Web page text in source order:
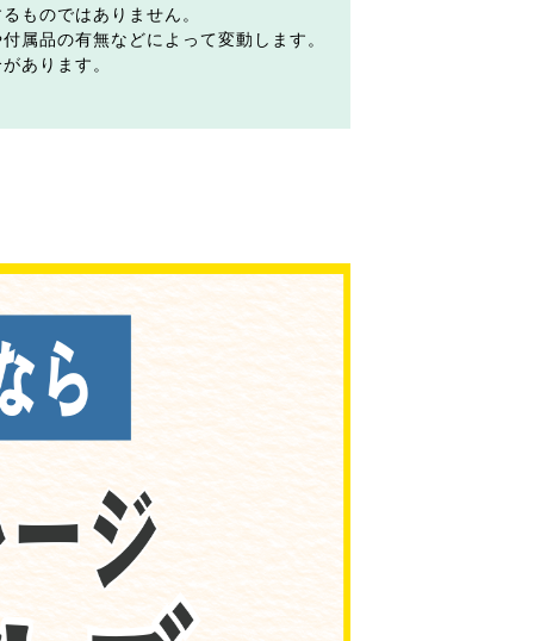
ものではありません。
属品の有無などによって変動します。
あります。